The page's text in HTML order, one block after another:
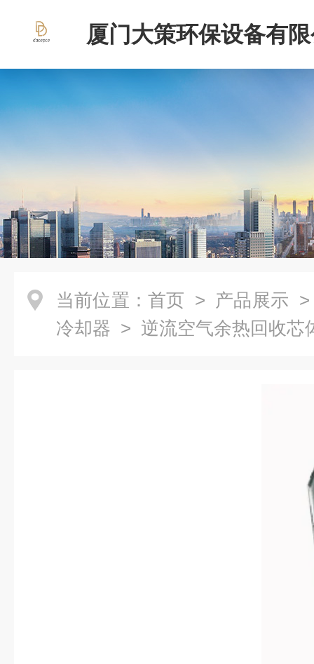
厦门大策环保设备有
当前位置： 首页 > 产品展示
冷却器 > 逆流空气余热回收芯